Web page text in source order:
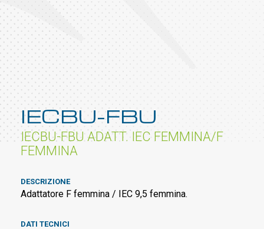
IECBU-FBU
IECBU-FBU ADATT. IEC FEMMINA/F
FEMMINA
DESCRIZIONE
Adattatore F femmina / IEC 9,5 femmina.
DATI TECNICI